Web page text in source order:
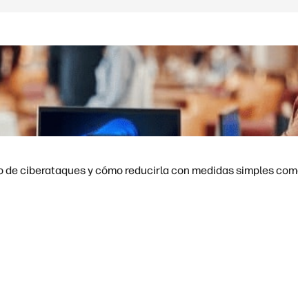
ciberataques y cómo reducirla con medidas simples